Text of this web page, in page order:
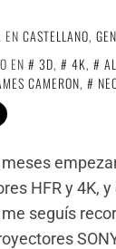
EN CASTELLANO,
EN
3D, 4K,
CAMERON,
meses
HFR y 4K,
seguís